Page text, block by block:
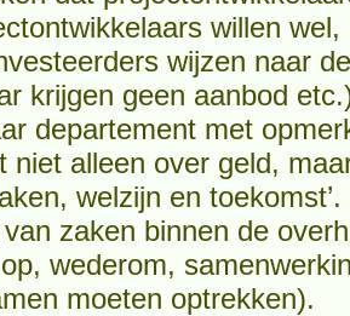
willen
wijzen naar
krijgen geen aanbod
departement met
niet alleen over geld,
welzijn en
zaken binnen de
wederom,
moeten optrekken).